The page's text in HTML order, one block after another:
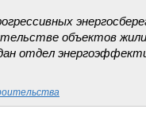
объектов
отдел